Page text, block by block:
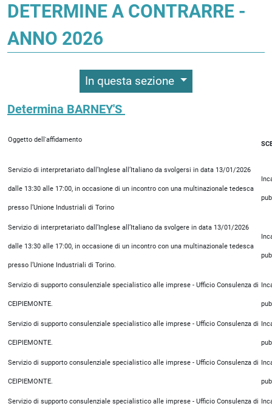
DETERMINE A CONTRARRE -
ANNO 2026
In questa sezione
Determina BARNEY'S
Oggetto dell'affidamento
Servizio di interpretariato dall’Inglese all’Italiano da svolgersi in data 13/01/2026
dalle 13:30 alle 17:00, in occasione di un incontro con una multinazionale tedesca
presso l’Unione Industriali di Torino
Servizio di interpretariato dall’Inglese all’Italiano da svolgere in data 13/01/2026
dalle 13:30 alle 17:00, in occasione di un incontro con una multinazionale tedesca
presso l’Unione Industriali di Torino.
Servizio di supporto consulenziale specialistico alle imprese - Ufficio Consulenza di
CEIPIEMONTE.
Servizio di supporto consulenziale specialistico alle imprese - Ufficio Consulenza di
CEIPIEMONTE.
Servizio di supporto consulenziale specialistico alle imprese - Ufficio Consulenza di
CEIPIEMONTE.
Servizio di supporto consulenziale specialistico alle imprese - Ufficio Consulenza di